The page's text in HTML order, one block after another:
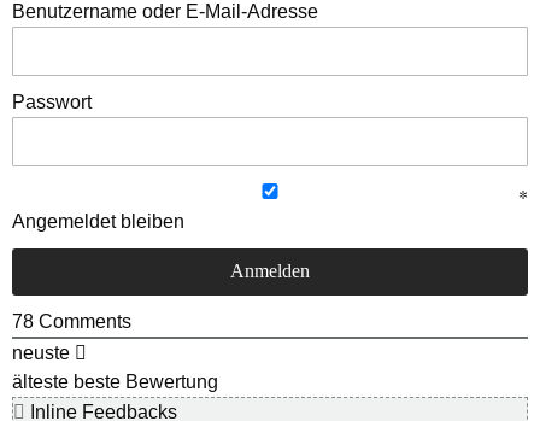
Benutzername oder E-Mail-Adresse
Passwort
Angemeldet bleiben
78 Comments
neuste
älteste beste Bewertung
Inline Feedbacks